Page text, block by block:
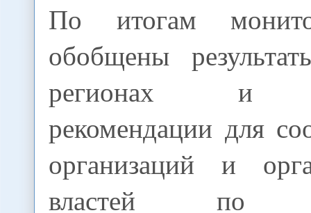
По итогам
обобщены
регионах и
рекомендации для
организаций и
властей по